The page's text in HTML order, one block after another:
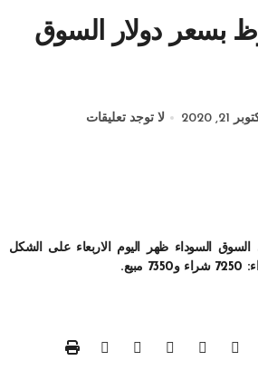
بسعر دولار السوق
21, 2020 لا توجد تعليقات
السوداء ظهر اليوم الاربعاء على الشكل